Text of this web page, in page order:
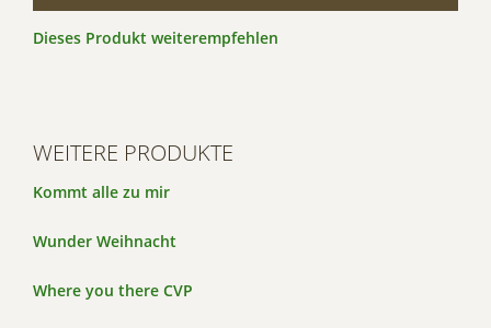
Dieses Produkt weiterempfehlen
WEITERE PRODUKTE
Kommt alle zu mir
Wunder Weihnacht
Where you there CVP